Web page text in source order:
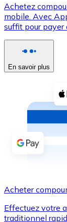
XRP
XRP
Voir toutes
Coupons
Achetez
Acheter
Virement
Utilisez les
Achetez
mobile. Avec
suffit pour payer
En savoir plus
Acheter
Effectuez votre
traditionnel